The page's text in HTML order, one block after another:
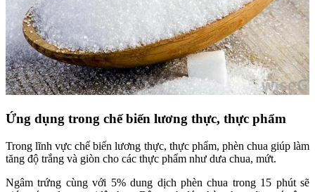
Ứng dụng trong chế biến lương thực, thực phẩm
Trong lĩnh vực chế biến lương thực, thực phẩm, phèn chua giúp làm
tăng độ trắng và giòn cho các thực phẩm như dưa chua, mứt.
Ngâm trứng cùng với 5% dung dịch phèn chua trong 15 phút sẽ